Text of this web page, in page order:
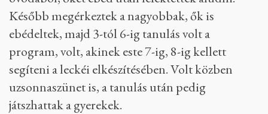
Később megérkeztek a nagyobbak, ők is
ebédeltek, majd 3-tól 6-ig tanulás volt a
program, volt, akinek este 7-ig, 8-ig kellett
segíteni a leckéi elkészítésében. Volt közben
uzsonnaszünet is, a tanulás után pedig
játszhattak a gyerekek.